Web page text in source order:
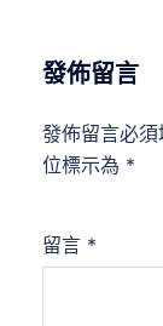
發佈留言
發佈留言必須
位標示為 *
留言 *